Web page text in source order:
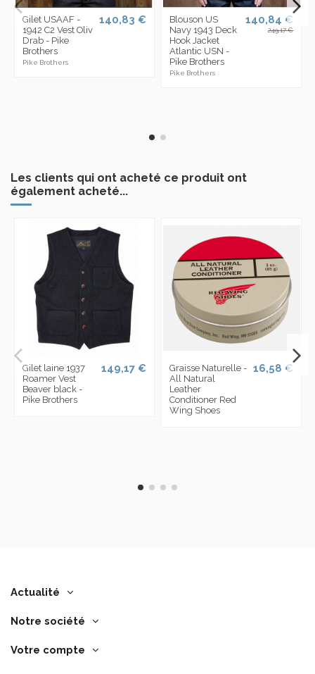
Gilet USAAF -
1942 C2 Vest Oliv
Drab - Pike
Brothers
Pike Brothers
140,83 €
Blouson US
Navy 1943 Deck
Hook Jacket
Atlantic USN -
Pike Brothers
Pike Brothers
140,84 €
249,17 €
Les clients qui ont acheté ce produit ont
également acheté...
Gilet laine 1937
Roamer Vest
Beaver black -
Pike Brothers
149,17 €
Graisse Naturelle -
All Natural
Leather
Conditioner Red
Wing Shoes
16,58 €
Actualité
Notre société
Votre compte